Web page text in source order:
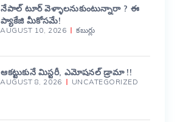
నేపాల్ టూర్ వెళ్ళాలనుకుంటున్నారా ? ఈ
ప్యాకేజి మీకోసమే!
AUGUST 10, 2026 కబుర్లు
ఆకట్టుకునే మిస్టరీ, ఎమోషనల్ డ్రామా !!
AUGUST 8, 2026 UNCATEGORIZED